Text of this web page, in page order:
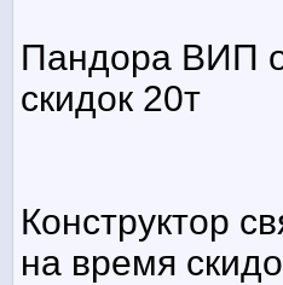
Пандора ВИП
скидок 20т
Конструктор
на время